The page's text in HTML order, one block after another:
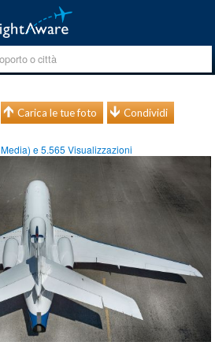
Carica le tue foto Condividi
Media) e5.565 Visualizzazioni